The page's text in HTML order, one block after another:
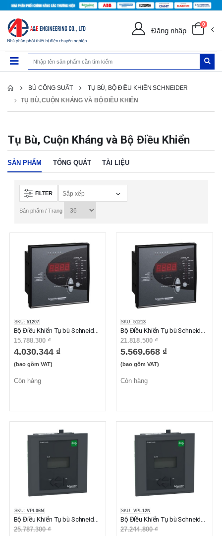
Đăng nhập
0
BÙ CÔNG SUẤT
TỤ BÙ, BỘ ĐIỀU KHIỂN SCHNEIDER
TỤ BÙ, CUỘN KHÁNG VÀ BỘ ĐIỀU KHIỂN
Tụ Bù, Cuộn Kháng và Bộ Điều Khiển
SẢN PHẨM TỔNG QUÁT TÀI LIỆU
FILTER
Sản phẩm / Trang
SKU: 51207
15.788.300 ₫
4.030.344 ₫
(bao gồm VAT)
Còn hàng
SKU: 51213
21.818.500 ₫
5.569.668 ₫
(bao gồm VAT)
Còn hàng
SKU: VPL06N
25.787.300 ₫
SKU: VPL12N
27.244.800 ₫